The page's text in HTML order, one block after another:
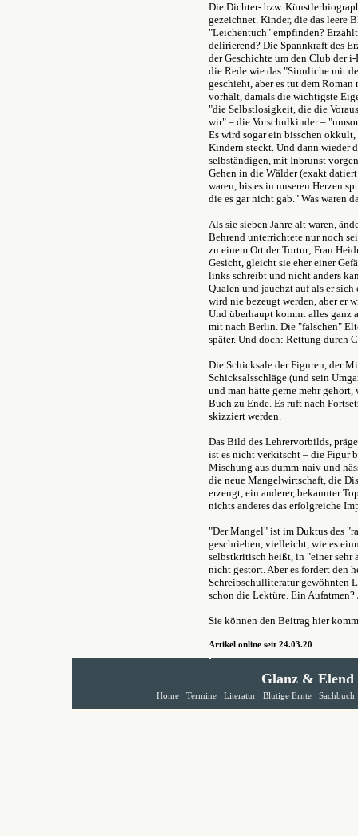
Die Dichter- bzw.
gezeichnet. Kinder, die das leere
"Leichentuch" empfinden?
delirierend? Die Spannkraft des
der Geschichte um den Club der
die Rede wie das "Sinnliche mit
geschieht, aber es tut dem
vorhält, damals die wichtigste
"die Selbstlosigkeit, die die
wir" – die Vorschulkinder –
Es wird sogar ein bisschen
Kindern steckt. Und dann wieder
selbständigen, mit Inbrunst
Gehen in die Wälder (exakt
waren, bis es in unseren Herzen
die es gar nicht gab." Was waren
Als sie sieben Jahre alt waren,
Behrend unterrichtete nur noch
zu einem Ort der Tortur; Frau
Gesicht, gleicht sie eher einer
links schreibt und nicht anders
Qualen und jauchzt auf als er
wird nie bezeugt werden, aber er
Und überhaupt kommt alles ganz
mit nach Berlin. Die "falschen"
später. Und doch: Rettung durch
Die Schicksale der Figuren, der
Schicksalsschläge (und sein
und man hätte gerne mehr
Buch zu Ende. Es ruft nach
skizziert werden.
Das Bild des Lehrervorbilds,
ist es nicht verkitscht – die Figur
Mischung aus dumm-naiv und
die neue Mangelwirtschaft, die
erzeugt, ein anderer, bekannter
nichts anderes das erfolgreiche
"Der Mangel" ist im Duktus des
geschrieben, vielleicht, wie es
selbstkritisch heißt, in "einer sehr
nicht gestört. Aber es fordert den
Schreibschulliteratur gewöhnten
schon die Lektüre. Ein Aufatmen?
Sie können den Beitrag hier
Artikel online seit 24.03.20
Glanz & Elend
Home Termine Literatur Blutige Ernte Sachbuch